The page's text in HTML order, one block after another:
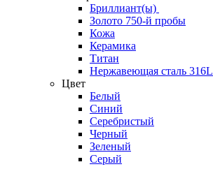
Бриллиант(ы)
Золото 750-й пробы
Кожа
Керамика
Титан
Нержавеющая сталь 316L
Цвет
Белый
Синий
Серебристый
Черный
Зеленый
Серый